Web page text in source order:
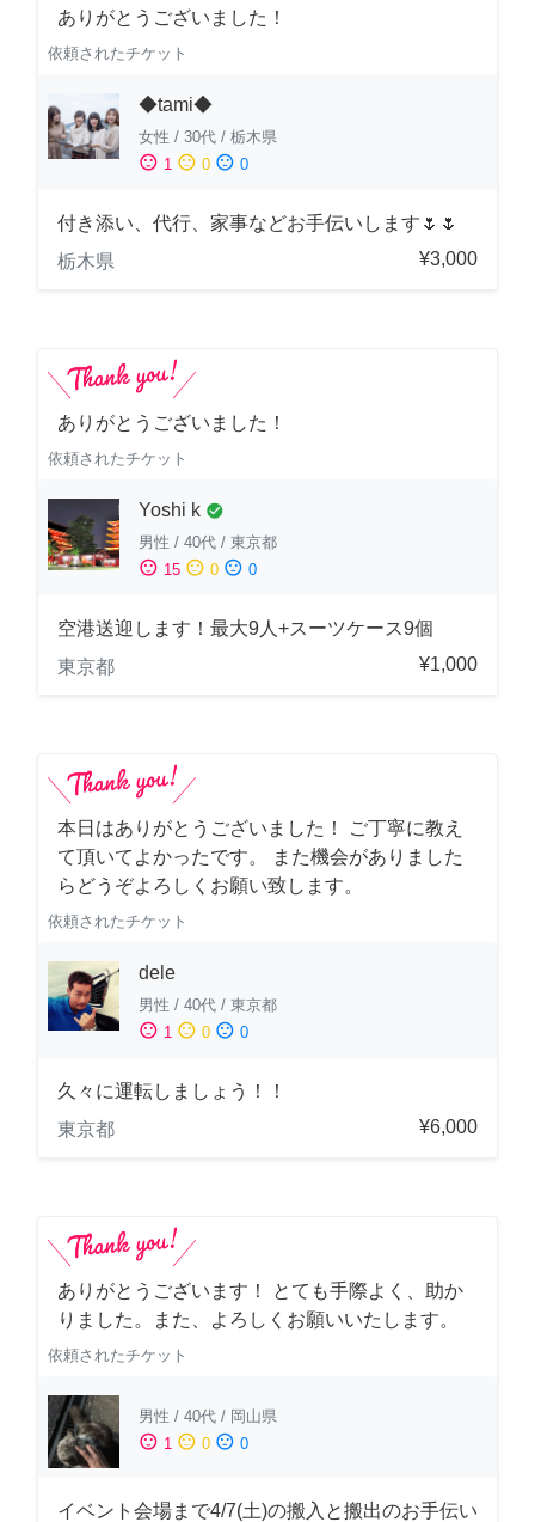
ありがとうございました！
依頼されたチケット
◆tami◆
女性 / 30代 / 栃木県
sentiment_satisfied 1 sentiment_neutral 0 sentiment_dissatisfied 0
付き添い、代行、家事などお手伝いします🌷🌷
栃木県
¥3,000
ありがとうございました！
依頼されたチケット
Yoshi k check_circle
男性 / 40代 / 東京都
sentiment_satisfied 15 sentiment_neutral 0 sentiment_dissatisfied 0
空港送迎します！最大9人+スーツケース9個
東京都
¥1,000
本日はありがとうございました！ ご丁寧に教え
て頂いてよかったです。 また機会がありました
らどうぞよろしくお願い致します。
依頼されたチケット
dele
男性 / 40代 / 東京都
sentiment_satisfied 1 sentiment_neutral 0 sentiment_dissatisfied 0
久々に運転しましょう！！
東京都
¥6,000
ありがとうございます！ とても手際よく、助か
りました。また、よろしくお願いいたします。
依頼されたチケット
男性 / 40代 / 岡山県
sentiment_satisfied 1 sentiment_neutral 0 sentiment_dissatisfied 0
イベント会場まで4/7(土)の搬入と搬出のお手伝い